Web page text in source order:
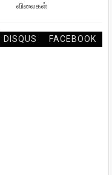
விலைகள்
DISQUS FACEBOOK